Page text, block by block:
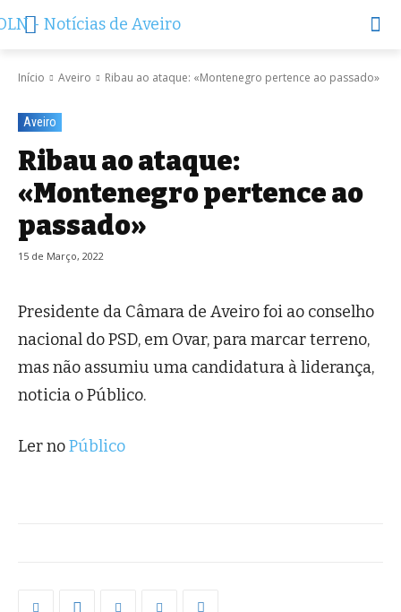
Início Aveiro Ribau ao ataque: «Montenegro pertence ao passado»
Aveiro
Ribau ao ataque:
«Montenegro pertence ao
passado»
15 de Março, 2022
Presidente da Câmara de Aveiro foi ao conselho
nacional do PSD, em Ovar, para marcar terreno,
mas não assumiu uma candidatura à liderança,
noticia o Público.
Ler noPúblico